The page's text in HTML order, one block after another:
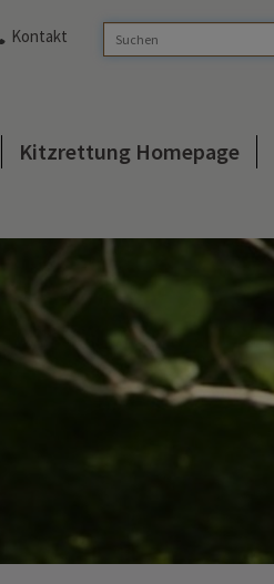
Kontakt
Kitzrettung Homepage